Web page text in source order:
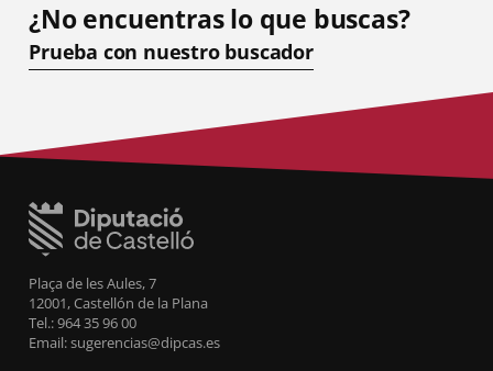
¿No encuentras lo que buscas?
Prueba con nuestro buscador
Plaça de les Aules, 7
12001, Castellón de la Plana
Tel.: 964 35 96 00
Email: sugerencias@dipcas.es